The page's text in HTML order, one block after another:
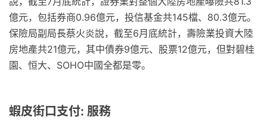
億元，包括券商0.96億元，投信基金共145檔、80.3億元。
保險局副局長蔡火炎說，截至6月底統計，壽險業投資大陸
房地產共21億元，其中債券9億元、股票12億元，但對碧桂
園、恒大、SOHO中國全都是零。
蝦皮街口支付: 服務